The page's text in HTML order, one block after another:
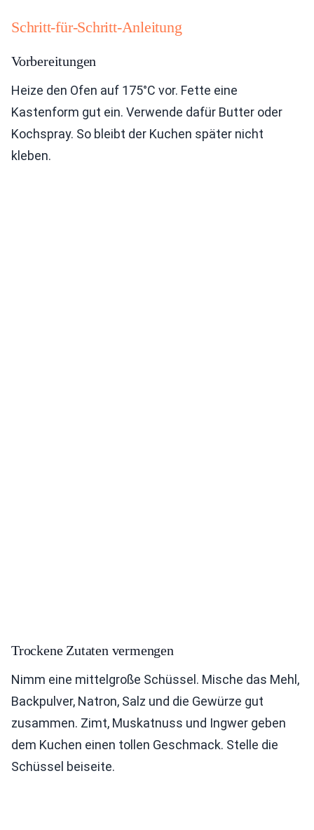
Schritt-für-Schritt-Anleitung
Vorbereitungen
Heize den Ofen auf 175°C vor. Fette eine
Kastenform gut ein. Verwende dafür Butter oder
Kochspray. So bleibt der Kuchen später nicht
kleben.
Trockene Zutaten vermengen
Nimm eine mittelgroße Schüssel. Mische das Mehl,
Backpulver, Natron, Salz und die Gewürze gut
zusammen. Zimt, Muskatnuss und Ingwer geben
dem Kuchen einen tollen Geschmack. Stelle die
Schüssel beiseite.